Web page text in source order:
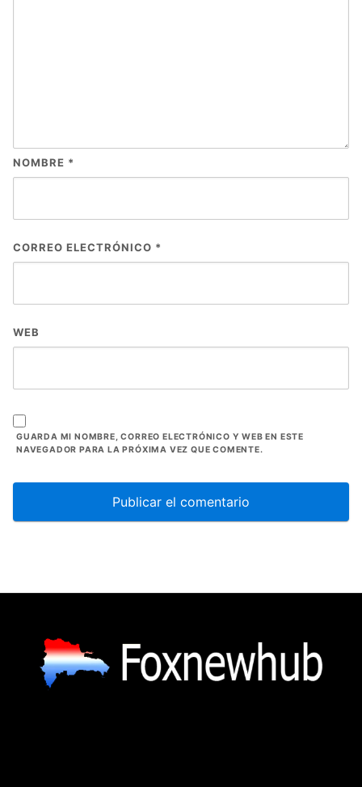
NOMBRE *
CORREO ELECTRÓNICO *
WEB
GUARDA MI NOMBRE, CORREO ELECTRÓNICO Y WEB EN ESTE
NAVEGADOR PARA LA PRÓXIMA VEZ QUE COMENTE.